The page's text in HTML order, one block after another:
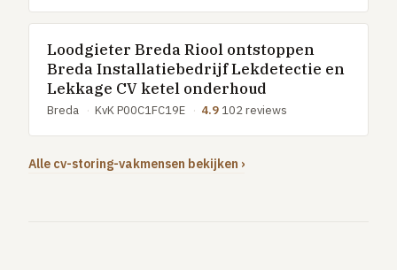
Loodgieter Breda Riool ontstoppen
Breda Installatiebedrijf Lekdetectie en
Lekkage CV ketel onderhoud
Breda · KvK P00C1FC19E · 4.9 102 reviews
Alle cv-storing-vakmensen bekijken ›